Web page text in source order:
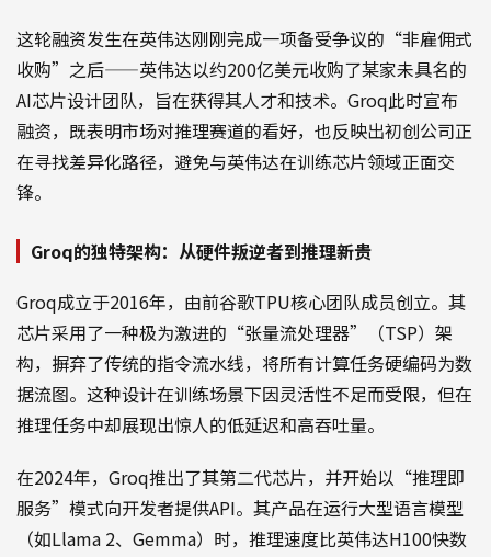
这轮融资发生在英伟达刚刚完成一项备受争议的“非雇佣式
收购”之后——英伟达以约200亿美元收购了某家未具名的
AI芯片设计团队，旨在获得其人才和技术。Groq此时宣布
融资，既表明市场对推理赛道的看好，也反映出初创公司正
在寻找差异化路径，避免与英伟达在训练芯片领域正面交
锋。
Groq的独特架构：从硬件叛逆者到推理新贵
Groq成立于2016年，由前谷歌TPU核心团队成员创立。其
芯片采用了一种极为激进的“张量流处理器”（TSP）架
构，摒弃了传统的指令流水线，将所有计算任务硬编码为数
据流图。这种设计在训练场景下因灵活性不足而受限，但在
推理任务中却展现出惊人的低延迟和高吞吐量。
在2024年，Groq推出了其第二代芯片，并开始以“推理即
服务”模式向开发者提供API。其产品在运行大型语言模型
（如Llama 2、Gemma）时，推理速度比英伟达H100快数